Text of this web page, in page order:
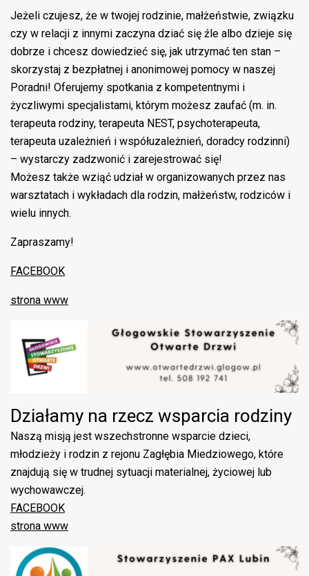
Jeżeli czujesz, że w twojej rodzinie, małżeństwie, związku
czy w relacji z innymi zaczyna dziać się źle albo dzieje się
dobrze i chcesz dowiedzieć się, jak utrzymać ten stan –
skorzystaj z bezpłatnej i anonimowej pomocy w naszej
Poradni! Oferujemy spotkania z kompetentnymi i
życzliwymi specjalistami, którym możesz zaufać (m. in.
terapeuta rodziny, terapeuta NEST, psychoterapeuta,
terapeuta uzależnień i współuzależnień, doradcy rodzinni)
– wystarczy zadzwonić i zarejestrować się!
Możesz także wziąć udział w organizowanych przez nas
warsztatach i wykładach dla rodzin, małżeństw, rodziców i
wielu innych.
Zapraszamy!
FACEBOOK
strona www
Działamy na rzecz wsparcia rodziny
Naszą misją jest wszechstronne wsparcie dzieci,
młodzieży i rodzin z rejonu Zagłębia Miedziowego, które
znajdują się w trudnej sytuacji materialnej, życiowej lub
wychowawczej.
FACEBOOK
strona www